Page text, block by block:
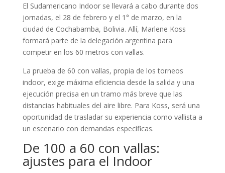
El Sudamericano Indoor se llevará a cabo durante dos
jornadas, el 28 de febrero y el 1° de marzo, en la
ciudad de Cochabamba, Bolivia. Allí, Marlene Koss
formará parte de la delegación argentina para
competir en los 60 metros con vallas.
La prueba de 60 con vallas, propia de los torneos
indoor, exige máxima eficiencia desde la salida y una
ejecución precisa en un tramo más breve que las
distancias habituales del aire libre. Para Koss, será una
oportunidad de trasladar su experiencia como vallista a
un escenario con demandas específicas.
De 100 a 60 con vallas:
ajustes para el Indoor